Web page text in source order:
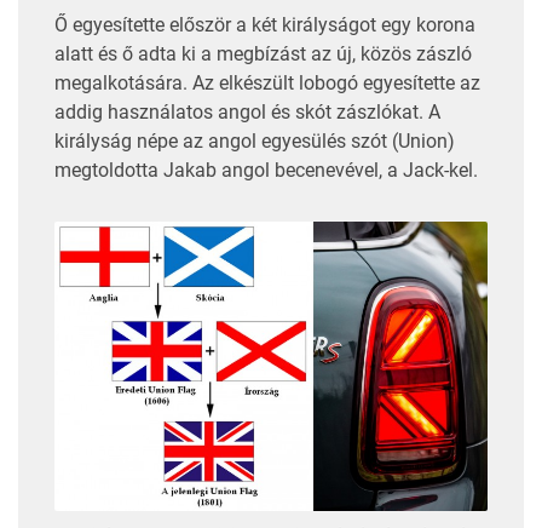
Ő egyesítette először a két királyságot egy korona
alatt és ő adta ki a megbízást az új, közös zászló
megalkotására. Az elkészült lobogó egyesítette az
addig használatos angol és skót zászlókat. A
királyság népe az angol egyesülés szót (Union)
megtoldotta Jakab angol becenevével, a Jack-kel.